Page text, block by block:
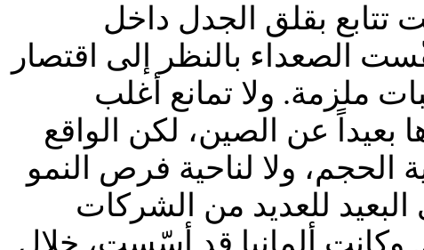
تتابع بقلق الجدل داخل
الصعداء بالنظر إلى اقتصار
ملزمة. ولا تمانع أغلب
بعيداً عن الصين، لكن الواقع
الحجم، ولا لناحية فرص النمو
للعديد من الشركات